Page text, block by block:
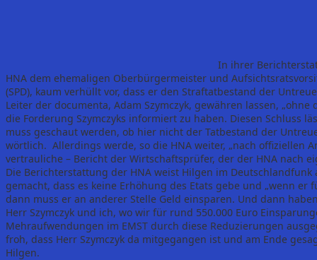
In ihrer
HNA dem ehemaligen Oberbürgermeister und
(SPD), kaum verhüllt vor, dass er den Straftatbestand der
Leiter der documenta, Adam Szymczyk, gewähren lassen,
die Forderung Szymczyks informiert zu haben. Diesen Schluss
muss geschaut werden, ob hier nicht der Tatbestand der
wörtlich. Allerdings werde, so die HNA weiter, „nach offiziellen
vertrauliche – Bericht der Wirtschaftsprüfer, der der HNA nach
Die Berichterstattung der HNA weist Hilgen im Deutschlandfunk
gemacht, dass es keine Erhöhung des Etats gebe und „wenn er
dann muss er an anderer Stelle Geld einsparen. Und dann
Herr Szymczyk und ich, wo wir für rund 550.000 Euro
Mehraufwendungen im EMST durch diese Reduzierungen
froh, dass Herr Szymczyk da mitgegangen ist und am Ende
Hilgen.